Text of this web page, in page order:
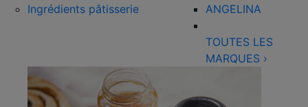
Ingrédients pâtisserie
ANGELINA
TOUTES LES
MARQUES ›